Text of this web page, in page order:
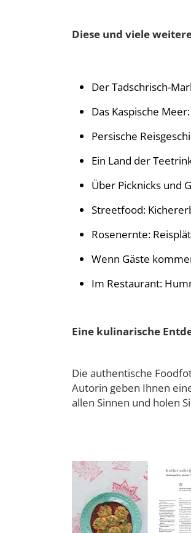
Diese und viele
Der Tadschrisch-
Das Kaspische
Persische
Ein Land der
Über Picknicks und
Streetfood:
Rosenernte:
Wenn Gäste
Im Restaurant:
Eine kulinarische
Die authentische
Autorin geben Ihnen
allen Sinnen und holen